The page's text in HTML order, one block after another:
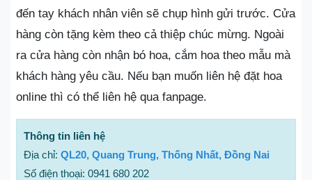
đến tay khách nhân viên sẽ chụp hình gửi trước. Cửa
hàng còn tặng kèm theo cả thiệp chúc mừng. Ngoài
ra cửa hàng còn nhận bó hoa, cắm hoa theo mẫu mà
khách hàng yêu cầu. Nếu bạn muốn liên hệ đặt hoa
online thì có thể liên hệ qua fanpage.
Thông tin liên hệ
Địa chỉ: QL20, Quang Trung, Thống Nhất, Đồng Nai
Số điện thoại: 0941 680 202